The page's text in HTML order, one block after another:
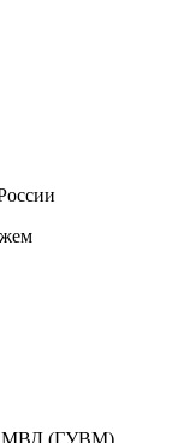
в МВД (ГУВМ)